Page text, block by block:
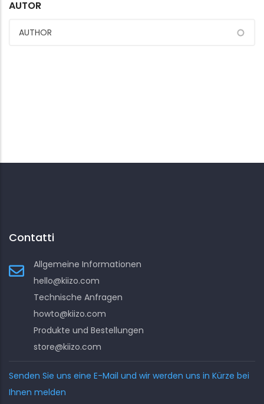
AUTOR
Contatti
Allgemeine Informationen
hello@kiizo.com
Technische Anfragen
howto@kiizo.com
Produkte und Bestellungen
store@kiizo.com
Senden Sie uns eine E-Mail und wir werden uns in Kürze bei
Ihnen melden